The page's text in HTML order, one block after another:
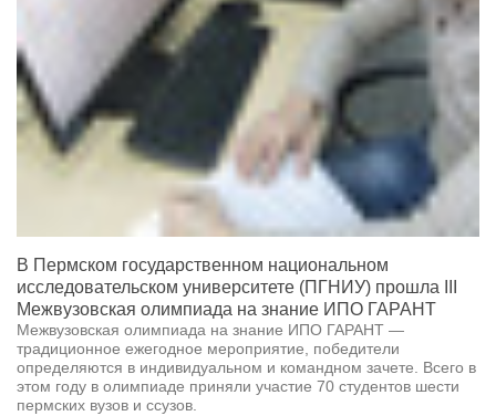
В Пермском государственном национальном
исследовательском университете (ПГНИУ) прошла III
Межвузовская олимпиада на знание ИПО ГАРАНТ
Межвузовская олимпиада на знание ИПО ГАРАНТ —
традиционное ежегодное мероприятие, победители
определяются в индивидуальном и командном зачете. Всего в
этом году в олимпиаде приняли участие 70 студентов шести
пермских вузов и ссузов.